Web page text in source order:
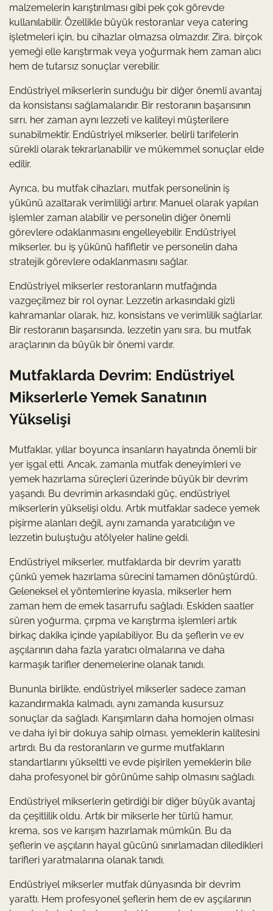
malzemelerin karıştırılması gibi pek çok görevde
kullanılabilir. Özellikle büyük restoranlar veya catering
işletmeleri için, bu cihazlar olmazsa olmazdır. Zira, birçok
yemeği elle karıştırmak veya yoğurmak hem zaman alıcı
hem de tutarsız sonuçlar verebilir.
Endüstriyel mikserlerin sunduğu bir diğer önemli avantaj
da konsistansı sağlamalarıdır. Bir restoranın başarısının
sırrı, her zaman aynı lezzeti ve kaliteyi müşterilere
sunabilmektir. Endüstriyel mikserler, belirli tarifelerin
sürekli olarak tekrarlanabilir ve mükemmel sonuçlar elde
edilir.
Ayrıca, bu mutfak cihazları, mutfak personelinin iş
yükünü azaltarak verimliliği artırır. Manuel olarak yapılan
işlemler zaman alabilir ve personelin diğer önemli
görevlere odaklanmasını engelleyebilir. Endüstriyel
mikserler, bu iş yükünü hafifletir ve personelin daha
stratejik görevlere odaklanmasını sağlar.
Endüstriyel mikserler restoranların mutfağında
vazgeçilmez bir rol oynar. Lezzetin arkasındaki gizli
kahramanlar olarak, hız, konsistans ve verimlilik sağlarlar.
Bir restoranın başarısında, lezzetin yanı sıra, bu mutfak
araçlarının da büyük bir önemi vardır.
Mutfaklarda Devrim: Endüstriyel
Mikserlerle Yemek Sanatının
Yükselişi
Mutfaklar, yıllar boyunca insanların hayatında önemli bir
yer işgal etti. Ancak, zamanla mutfak deneyimleri ve
yemek hazırlama süreçleri üzerinde büyük bir devrim
yaşandı. Bu devrimin arkasındaki güç, endüstriyel
mikserlerin yükselişi oldu. Artık mutfaklar sadece yemek
pişirme alanları değil, aynı zamanda yaratıcılığın ve
lezzetin buluştuğu atölyeler haline geldi.
Endüstriyel mikserler, mutfaklarda bir devrim yarattı
çünkü yemek hazırlama sürecini tamamen dönüştürdü.
Geleneksel el yöntemlerine kıyasla, mikserler hem
zaman hem de emek tasarrufu sağladı. Eskiden saatler
süren yoğurma, çırpma ve karıştırma işlemleri artık
birkaç dakika içinde yapılabiliyor. Bu da şeflerin ve ev
aşçılarının daha fazla yaratıcı olmalarına ve daha
karmaşık tarifler denemelerine olanak tanıdı.
Bununla birlikte, endüstriyel mikserler sadece zaman
kazandırmakla kalmadı, aynı zamanda kusursuz
sonuçlar da sağladı. Karışımların daha homojen olması
ve daha iyi bir dokuya sahip olması, yemeklerin kalitesini
artırdı. Bu da restoranların ve gurme mutfakların
standartlarını yükseltti ve evde pişirilen yemeklerin bile
daha profesyonel bir görünüme sahip olmasını sağladı.
Endüstriyel mikserlerin getirdiği bir diğer büyük avantaj
da çeşitlilik oldu. Artık bir mikserle her türlü hamur,
krema, sos ve karışım hazırlamak mümkün. Bu da
şeflerin ve aşçıların hayal gücünü sınırlamadan diledikleri
tarifleri yaratmalarına olanak tanıdı.
Endüstriyel mikserler mutfak dünyasında bir devrim
yarattı. Hem profesyonel şeflerin hem de ev aşçılarının